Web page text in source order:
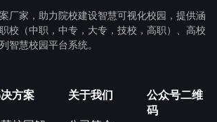
厂家，助力院校建设智慧可视化校园，提供涵
校（中职，中专，大专，技校，高职）、高校
智慧校园平台系统。
方案 关于我们
公众号二维
码